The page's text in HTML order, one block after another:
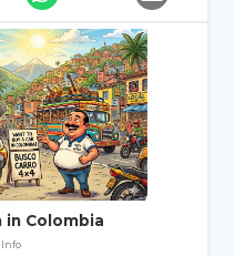
in Colombia
Info